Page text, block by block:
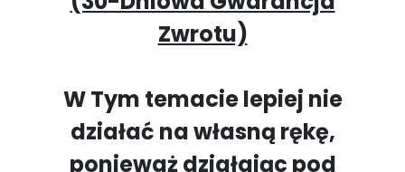
Zwrotu)
W Tym temacie lepiej nie
działać na własną rękę,
ponieważ działając pod